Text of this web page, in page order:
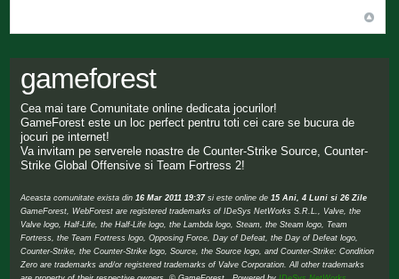
gameforest
Cea mai tare Comunitate online dedicata jocurilor!
GameForest este un loc perfect pentru toti cei care se bucura de
jocuri pe internet!
Va invitam pe serverele noastre de Counter-Strike Source, Counter-
Strike Global Offensive si Team Fortress 2!
Aceasta comunitate exista din16 Mar 2011 19:37si este online de15 Ani, 4 Luni si 26 Zile
GameForest, WebForest are registered trademarks of IDeSys NetWorks S.R.L., Valve, the
Valve logo, Half-Life, the Half-Life logo, the Lambda logo, Steam, the Steam logo, Team
Fortress, the Team Fortress logo, Opposing Force, Day of Defeat, the Day of Defeat logo,
Counter-Strike, the Counter-Strike logo, Source, the Source logo, and Counter-Strike: Condition
Zero are trademarks and/or registered trademarks of Valve Corporation. All other trademarks